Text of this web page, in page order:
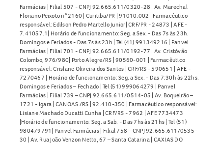
Farmácias | Filial 507 - CNPJ 92.665.611/0320-28 | Av. Marechal
Floriano Peixoto n° 2160 | Curitiba/PR | 91010.002 | Farmacêutico
responsável: Edilson Pedro Martello Junior| CRF/PR - 24873 | AFE -
7.41057.1| Horário de funcionamento: Seg. a Sex. - Das 7s às 23h.
Domingos e Feriados - Das 7s às 23h | Tel (41) 991349216 | Panvel
Farmácias | Filial 701 - CNPJ 92.665.611/0192-77 | Av. Cristóvão
Colombo, 976/980| Porto Alegre/RS | 90560-001 | Farmacêutico
responsável: Crislane Oliveira dos Santos | CRF/RS - 590651 | AFE -
7270467 | Horário de funcionamento: Seg. a Sex. - Das 7:30h às 22hs.
Domingos e Feriados – Fechado | Tel (51) 999064279 | Panvel
Farmácias | Filial 739 – CNPJ 92.665.611/0514-05 | Av. Boqueirão –
1721 - Igara | CANOAS /RS | 92.410-350 | Farmacêutico responsável:
Lisiane Machado Ducatti Cunha | CRF/RS - 7962 | AFE 7734473
|Horário de funcionamento: Seg. a Sab. - Das 7hs às 21hs | Tel (51)
980479791| Panvel Farmácias | Filial 758 – CNPJ 92.665.611/0535-
30 | Av. Rua João Venzon Netto, 67 – Santa Catarina | CAXIAS DO